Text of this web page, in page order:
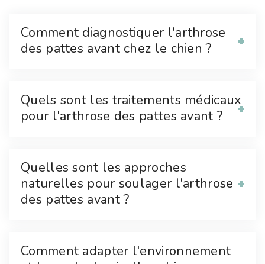
Comment diagnostiquer l'arthrose
des pattes avant chez le chien ?
Quels sont les traitements médicaux
pour l'arthrose des pattes avant ?
Quelles sont les approches
naturelles pour soulager l'arthrose
des pattes avant ?
Comment adapter l'environnement